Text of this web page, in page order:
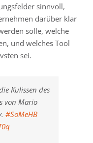
sinnvoll,
darüber klar
solle, welche
und welches Tool
sei.
Kulissen des
von Mario
#SoMeHB